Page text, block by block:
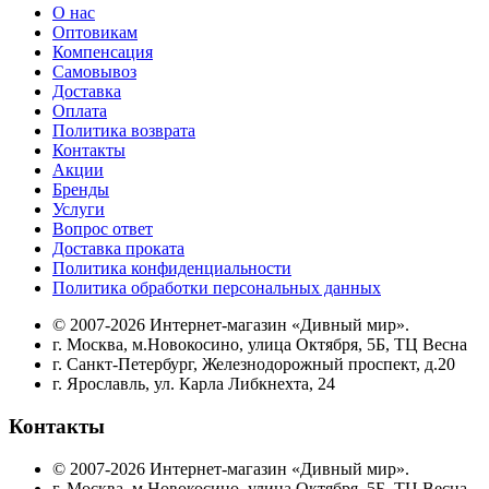
Количество коробок (шт)
Объем упаковки (м3)
Рекомендуем
Новинка на сайте
Бренд
Тип крепления
Тип установки ДСК
О нас
Оптовикам
Компенсация
Самовывоз
Доставка
Оплата
Политика возврата
Контакты
Акции
Бренды
Услуги
Вопрос ответ
Доставка проката
Политика конфиденциальности
Политика обработки персональных данных
© 2007-2026 Интернет-магазин «Дивный мир».
г. Москва, м.Новокосино, улица Октября, 5Б, ТЦ Весна
г. Санкт-Петербург, Железнодорожный проспект, д.20
г. Ярославль, ул. Карла Либкнехта, 24
Контакты
© 2007-2026 Интернет-магазин «Дивный мир».